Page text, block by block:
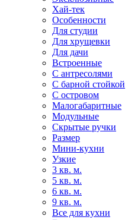
Хай-тек
Особенности
Для студии
Для хрущевки
Для дачи
Встроенные
С антресолями
С барной стойкой
С островом
Малогабаритные
Модульные
Скрытые ручки
Размер
Мини-кухни
Узкие
3 кв. м.
5 кв. м.
6 кв. м.
9 кв. м.
Все для кухни